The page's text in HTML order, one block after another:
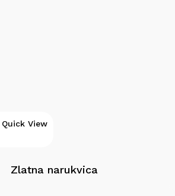
Quick View
Zlatna narukvica